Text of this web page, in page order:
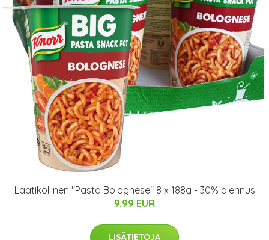
Laatikollinen "Pasta Bolognese" 8 x 188g - 30% alennus
9.99 EUR
LISÄTIETOJA